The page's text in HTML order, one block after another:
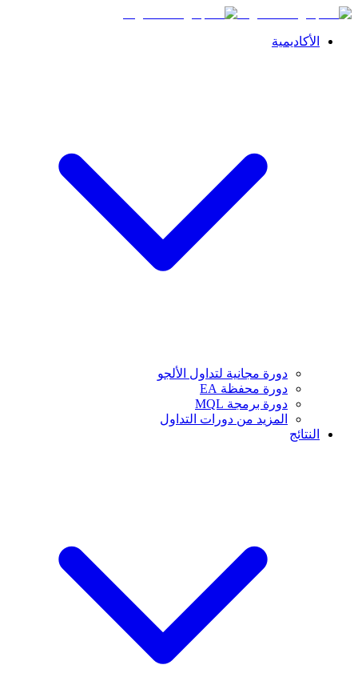
الأكاديمية
دورة مجانية لتداول الألجو
دورة محفظة EA
دورة برمجة MQL
المزيد من دورات التداول
النتائج